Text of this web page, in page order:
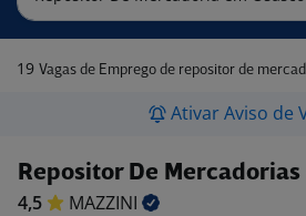
19 Vagas de Emprego de repositor de mercadoria
Ativar Aviso de
Repositor De Mercadorias
4,5
MAZZINI